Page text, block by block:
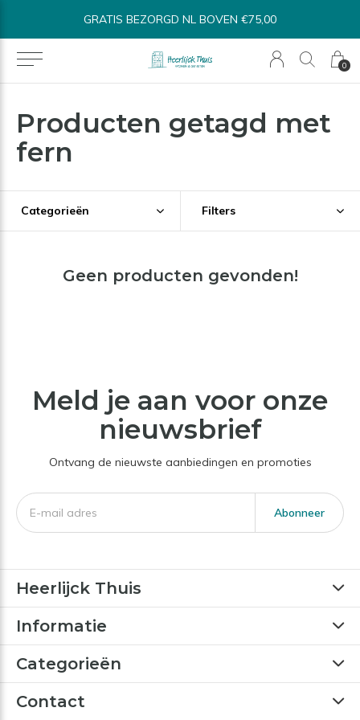
0
GRATIS BEZORGD NL BOVEN €75,00
Producten getagd met
fern
Categorieën Filters
Geen producten gevonden!
Meld je aan voor onze
nieuwsbrief
Ontvang de nieuwste aanbiedingen en promoties
Abonneer
Heerlijck Thuis
Informatie
Categorieën
Contact